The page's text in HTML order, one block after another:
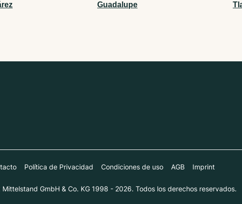
Guadalupe
Política de Privacidad Condiciones de uso AGB Imprint
GmbH & Co. KG 1998 - 2026. Todos los derechos reservados.